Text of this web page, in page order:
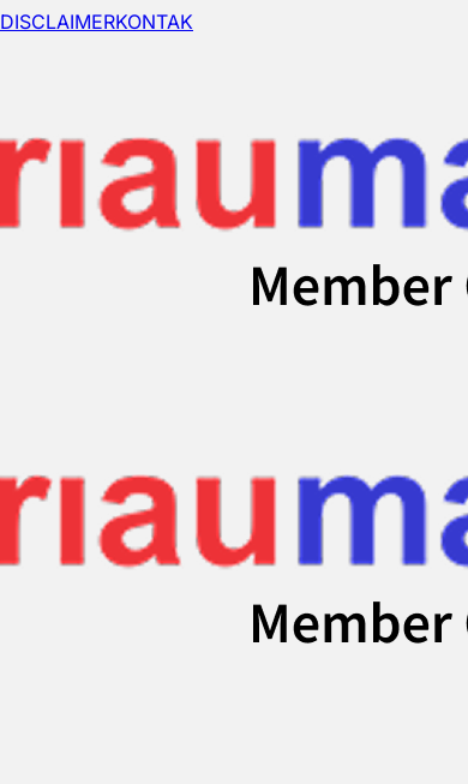
DISCLAIMERKONTAK